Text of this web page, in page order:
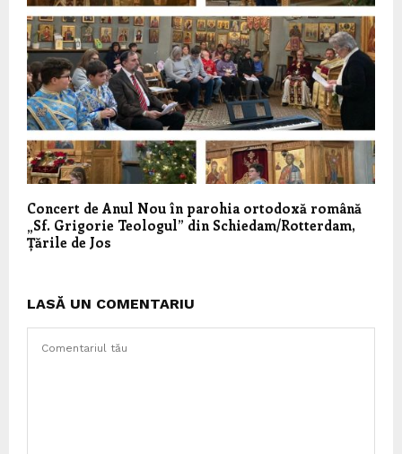
Concert de Anul Nou în parohia ortodoxă română
„Sf. Grigorie Teologul” din Schiedam/Rotterdam,
Țările de Jos
LASĂ UN COMENTARIU